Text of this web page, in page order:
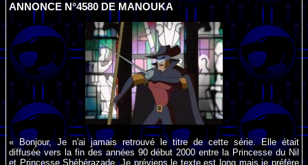
ANNONCE N°4580 DE MANOUKA
« Bonjour, Je n'ai jamais retrouvé le titre de cette série. Elle était
diffusée vers la fin des années 90 début 2000 entre la Princesse du Nil
et Princesse Shéhérazade. Je préviens le texte est long mais je préfère